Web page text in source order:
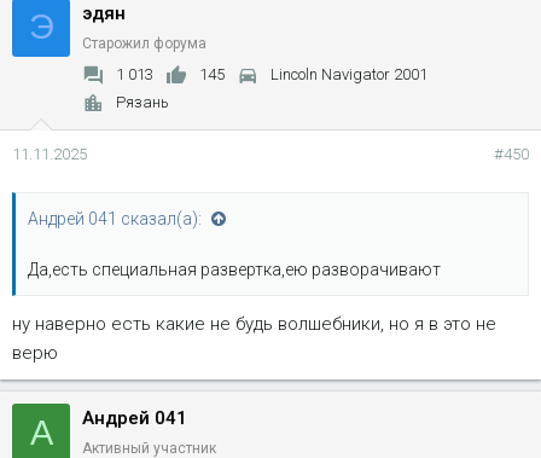
Э эдян
Старожил форума
1 013 145
Lincoln Navigator 2001
Рязань
11.11.2025 #450
Андрей 041 сказал(а):
Да,есть специальная развертка,ею разворачивают
ну наверно есть какие не будь волшебники, но я в это не
верю
А Андрей 041
Активный участник